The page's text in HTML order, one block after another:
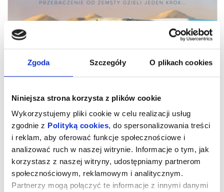
Zgoda Szczegóły O plikach cookies
Niniejsza strona korzysta z plików cookie
Wykorzystujemy pliki cookie w celu realizacji usług
zgodnie z Polityką cookies, do spersonalizowania treści
i reklam, aby oferować funkcje społecznościowe i
analizować ruch w naszej witrynie. Informacje o tym, jak
korzystasz z naszej witryny, udostępniamy partnerom
społecznościowym, reklamowym i analitycznym.
Partnerzy mogą połączyć te informacje z innymi danymi